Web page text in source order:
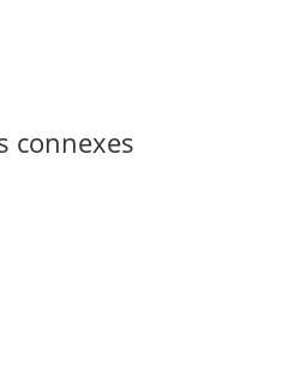
connexes